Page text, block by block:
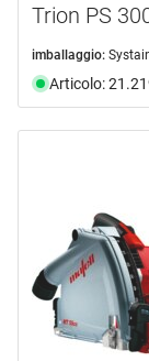
Trion PS
imballaggio:
Articolo: